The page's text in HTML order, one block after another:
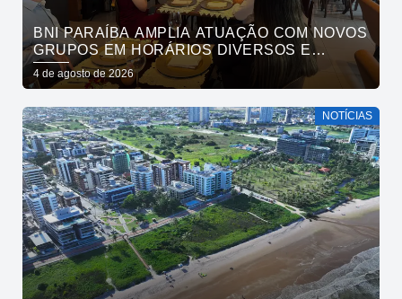
BNI PARAÍBA AMPLIA ATUAÇÃO COM NOVOS
GRUPOS EM HORÁRIOS DIVERSOS E
FORTALECE O ACESSO AO NETWORKING
4 de agosto de 2026
NOTÍCIAS